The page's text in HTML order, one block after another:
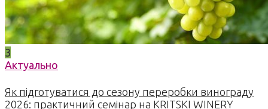
3
Актуально
Як підготуватися до сезону переробки винограду
2026: практичний семінар на KRITSKI WINERY